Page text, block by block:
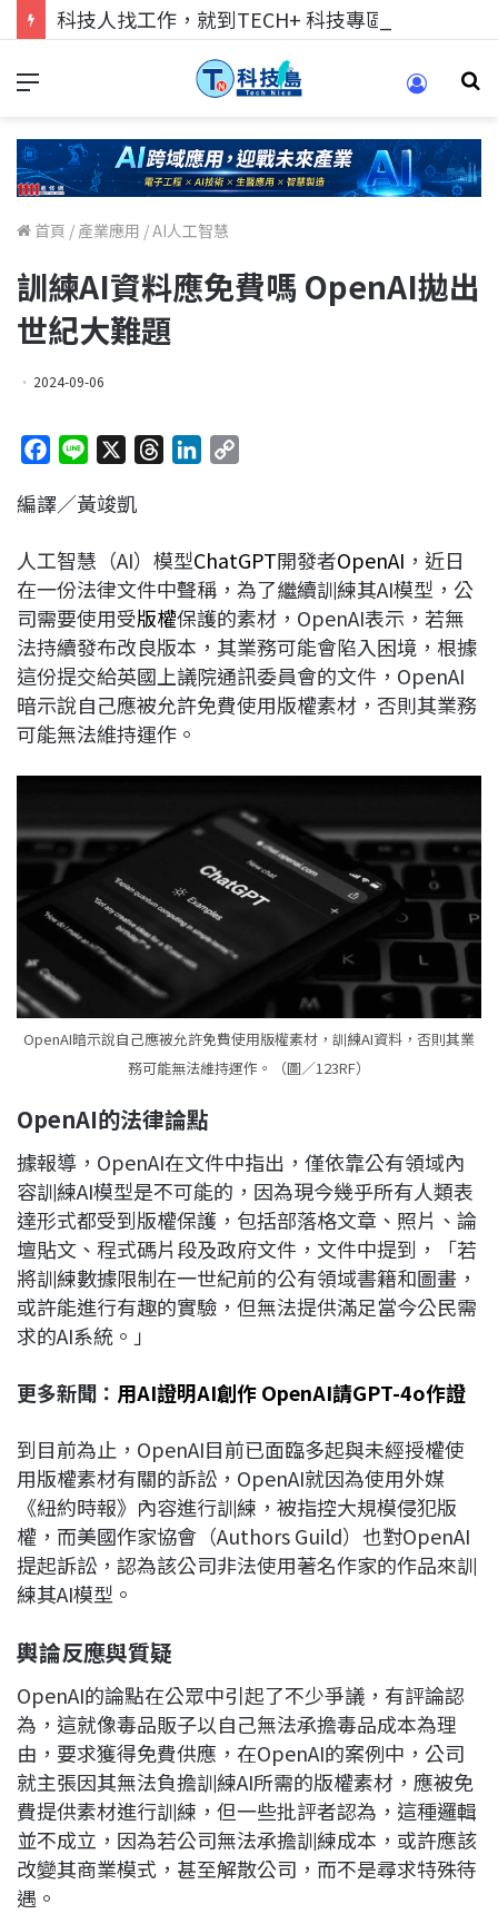
科技人找工作，就到TECH+ 科技專區!
首頁 / 產業應用 /AI人工智慧
訓練AI資料應免費嗎 OpenAI拋出
世紀大難題
2024-09-06
c
b
o
o
k
n
a
d
s
e
d
I
n
L
i
n
k
編譯／黃竣凱
人工智慧（AI）模型ChatGPT開發者OpenAI ，近日
在一份法律文件中聲稱，為了繼續訓練其AI模型，公
司需要使用受版權保護的素材，OpenAI表示，若無
法持續發布改良版本，其業務可能會陷入困境，根據
這份提交給英國上議院通訊委員會的文件，OpenAI
暗示說自己應被允許免費使用版權素材，否則其業務
可能無法維持運作。
OpenAI暗示說自己應被允許免費使用版權素材，訓練AI資料，否則其業
務可能無法維持運作。（圖／123RF）
OpenAI的法律論點
據報導，OpenAI在文件中指出，僅依靠公有領域內
容訓練AI模型是不可能的，因為現今幾乎所有人類表
達形式都受到版權保護，包括部落格文章、照片、論
壇貼文、程式碼片段及政府文件，文件中提到，「若
將訓練數據限制在一世紀前的公有領域書籍和圖畫，
或許能進行有趣的實驗，但無法提供滿足當今公民需
求的AI系統。」
更多新聞： 用AI證明AI創作 OpenAI請GPT-4o作證
到目前為止，OpenAI目前已面臨多起與未經授權使
用版權素材有關的訴訟，OpenAI就因為使用外媒
《紐約時報》內容進行訓練，被指控大規模侵犯版
權，而美國作家協會（Authors Guild）也對OpenAI
提起訴訟，認為該公司非法使用著名作家的作品來訓
練其AI模型。
輿論反應與質疑
OpenAI的論點在公眾中引起了不少爭議，有評論認
為，這就像毒品販子以自己無法承擔毒品成本為理
由，要求獲得免費供應，在OpenAI的案例中，公司
就主張因其無法負擔訓練AI所需的版權素材，應被免
費提供素材進行訓練，但一些批評者認為，這種邏輯
並不成立，因為若公司無法承擔訓練成本，或許應該
改變其商業模式，甚至解散公司，而不是尋求特殊待
遇。